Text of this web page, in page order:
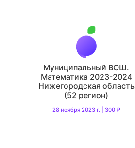
Муниципальный ВОШ.
Математика 2023-2024
Нижегородская область
(52 регион)
28 ноября 2023 г. | 300 ₽